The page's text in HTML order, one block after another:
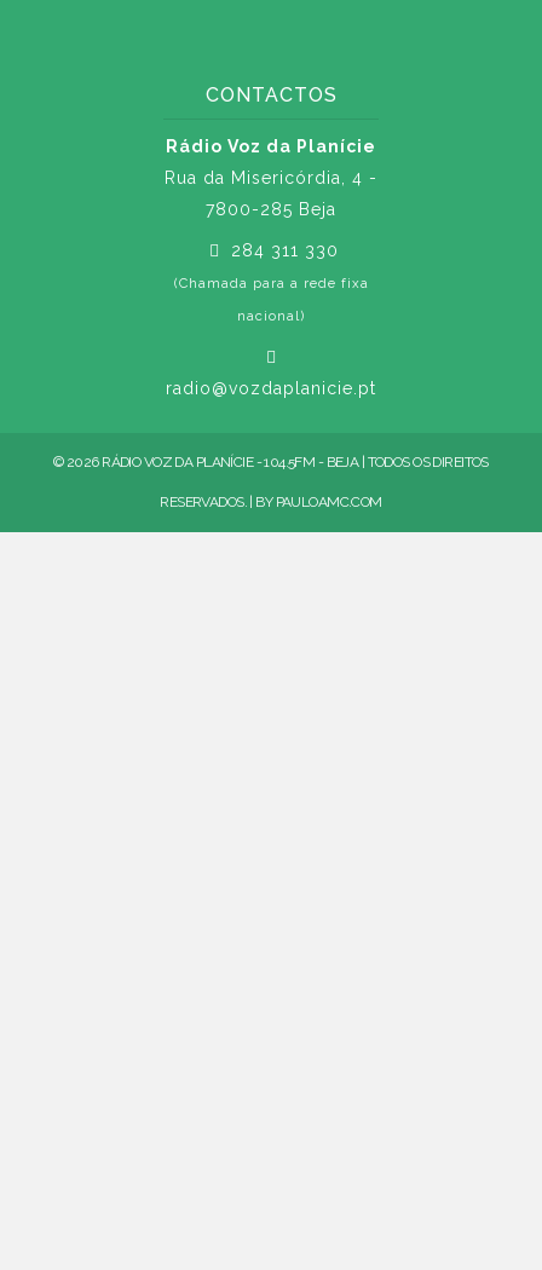
CONTACTOS
Rádio Voz da Planície
Rua da Misericórdia, 4 -
7800-285 Beja
284 311 330
(Chamada para a rede fixa
nacional)
radio@vozdaplanicie.pt
© 2026 RÁDIO VOZ DA PLANÍCIE - 104.5FM - BEJA | TODOS OS DIREITOS
RESERVADOS. | BY PAULOAMC.COM